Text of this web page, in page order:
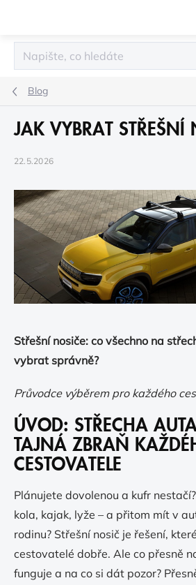
Blog
JAK VYBRAT STŘEŠNÍ
22.5.2026
Střešní nosiče: co všechno na
vybrat správně?
Průvodce výběrem pro každého
ÚVOD: STŘECHA
TAJNÁ ZBRAŇ
CESTOVATELE
Plánujete dovolenou a kufr
kola, kajak, lyže – a přitom mít v
rodinu? Střešní nosič je řešení,
cestovatelé dobře. Ale co přesně
funguje a na co si dát pozor?